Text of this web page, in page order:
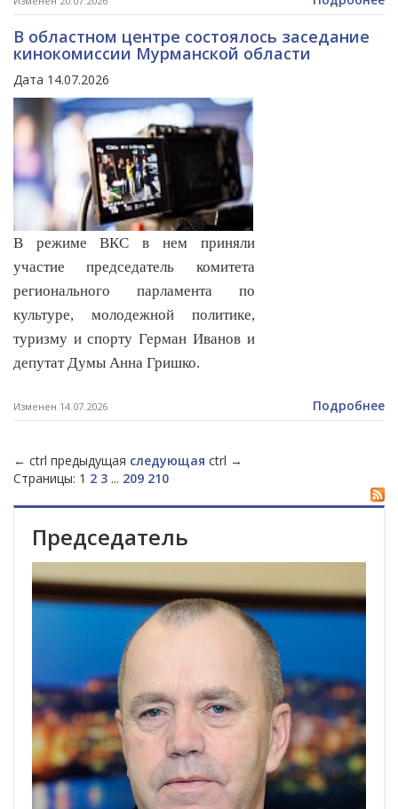
В областном центре состоялось заседание
кинокомиссии Мурманской области
Дата 14.07.2026
В режиме ВКС в нем приняли
участие председатель комитета
регионального парламента по
культуре, молодежной политике,
туризму и спорту Герман Иванов и
депутат Думы Анна Гришко.
Изменен 14.07.2026 Подробнее
← ctrl предыдущая следующая ctrl →
Страницы: 1 2 3 ... 209 210
Председатель